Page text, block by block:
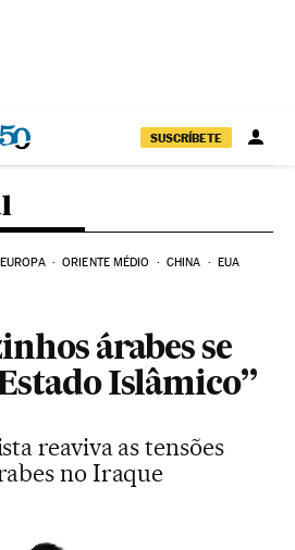
SUSCRÍBETE
EUROPA ORIENTE MÉDIO CHINA EUA
árabes se
Islâmico”
reaviva as tensões
no Iraque